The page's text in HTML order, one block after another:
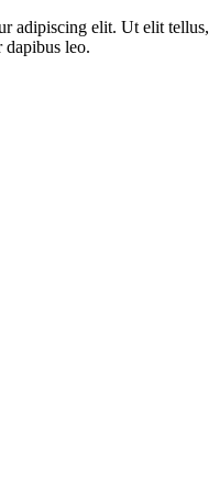
adipiscing elit. Ut elit tellus,
dapibus leo.